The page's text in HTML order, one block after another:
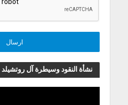
نشأة النقود وسيطرة آل روتشيلد